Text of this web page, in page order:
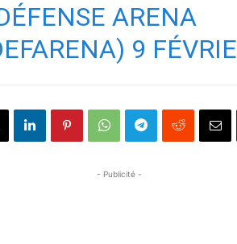
ARENA
9
- Publicité -